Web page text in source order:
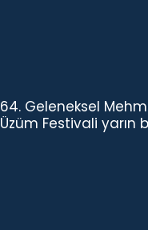
64. Geleneksel
Üzüm Festivali yarın